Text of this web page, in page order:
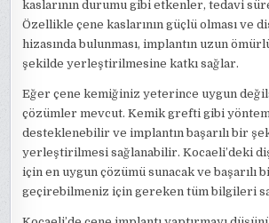
kaslarının durumu gibi etkenler, tedavi
Özellikle çene kaslarının güçlü olması ve
hizasında bulunması, implantın uzun
şekilde yerleştirilmesine katkı sağlar.
Eğer çene kemiğiniz yeterince uygun
çözümler mevcut. Kemik grefti gibi
desteklenebilir ve implantın başarılı bir
yerleştirilmesi sağlanabilir. Kocaeli’deki
için en uygun çözümü sunacak ve başarılı
geçirebilmeniz için gereken tüm bilgileri